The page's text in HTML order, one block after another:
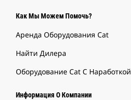
Как Мы Можем Помочь?
Аренда Оборудования Cat
Найти Дилера
Оборудование Cat С Наработкой
Информация О Компании